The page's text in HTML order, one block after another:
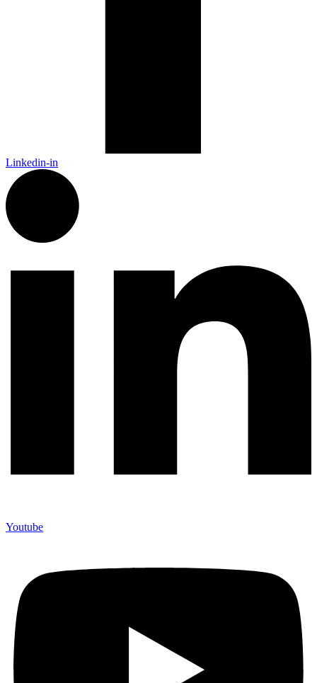
Linkedin-in
Youtube